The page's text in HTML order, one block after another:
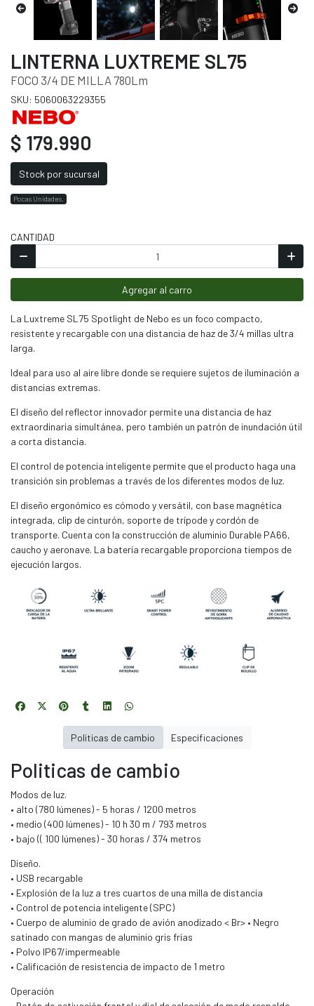
LINTERNA LUXTREME SL75
FOCO 3/4 DE MILLA 780Lm
SKU: 5060063229355
$ 179.990
Stock por sucursal
Pocas Unidades.
CANTIDAD
Agregar al carro
La Luxtreme SL75 Spotlight de Nebo es un foco compacto,
resistente y recargable con una distancia de haz de 3/4 millas ultra
larga.
Ideal para uso al aire libre donde se requiere sujetos de iluminación a
distancias extremas.
El diseño del reflector innovador permite una distancia de haz
extraordinaria simultánea, pero también un patrón de inundación útil
a corta distancia.
El control de potencia inteligente permite que el producto haga una
transición sin problemas a través de los diferentes modos de luz.
El diseño ergonómico es cómodo y versátil, con base magnética
integrada, clip de cinturón, soporte de trípode y cordón de
transporte. Cuenta con la construcción de aluminio Durable PA66,
caucho y aeronave. La batería recargable proporciona tiempos de
ejecución largos.
Politicas de cambio
Modos de luz.
• alto (780 lúmenes) - 5 horas / 1200 metros
• medio (400 lúmenes) - 10 h 30 m / 793 metros
• bajo (( 100 lúmenes) - 30 horas / 374 metros
Diseño.
• USB recargable
• Explosión de la luz a tres cuartos de una milla de distancia
• Control de potencia inteligente (SPC)
• Cuerpo de aluminio de grado de avión anodizado < Br> • Negro
satinado con mangas de aluminio gris frías
• Polvo IP67/impermeable
• Calificación de resistencia de impacto de 1 metro
Operación
Politicas de cambio Especificaciones